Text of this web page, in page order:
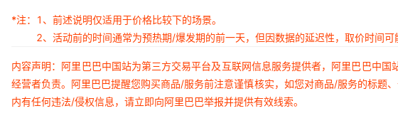
*注：
1、前述说明仅适用于价格比较下的场景。
2、活动前的时间通常为预热期/爆发期的前一天，但因数据的延迟性，取价时间
内容声明：阿里巴巴中国站为第三方交易平台及互联网信息服务提供者，阿里巴巴中
经营者负责。阿里巴巴提醒您购买商品/服务前注意谨慎核实，如您对商品/服务的标题
内有任何违法/侵权信息，请立即向阿里巴巴举报并提供有效线索。